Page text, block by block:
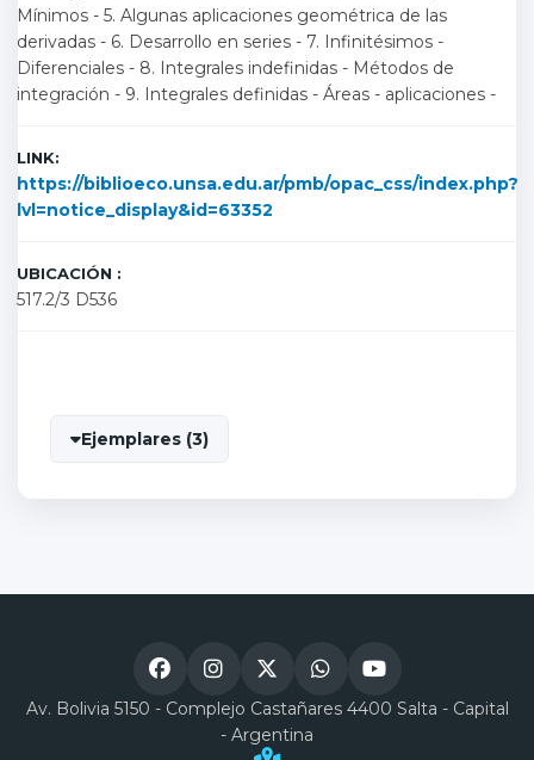
Mínimos - 5. Algunas aplicaciones geométrica de las
derivadas - 6. Desarrollo en series - 7. Infinitésimos -
Diferenciales - 8. Integrales indefinidas - Métodos de
integración - 9. Integrales definidas - Áreas - aplicaciones -
LINK:
https://biblioeco.unsa.edu.ar/pmb/opac_css/index.php?
lvl=notice_display&id=63352
UBICACIÓN :
517.2/3 D536
Ejemplares (3)
Av. Bolivia 5150 - Complejo Castañares 4400 Salta - Capital
- Argentina